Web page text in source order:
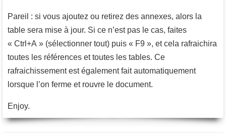
Pareil : si vous ajoutez ou retirez des annexes, alors la
table sera mise à jour. Si ce n’est pas le cas, faites
« Ctrl+A » (sélectionner tout) puis « F9 », et cela rafraichira
toutes les références et toutes les tables. Ce
rafraichissement est également fait automatiquement
lorsque l’on ferme et rouvre le document.
Enjoy.